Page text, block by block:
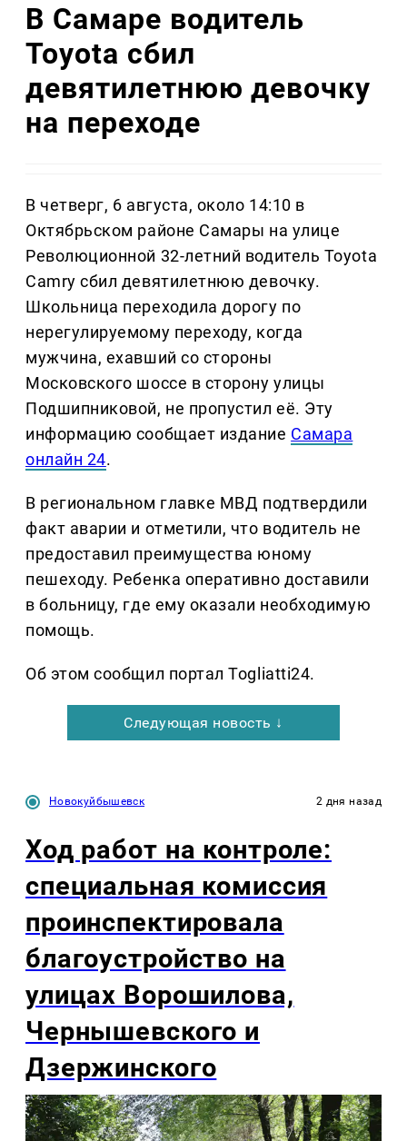
В Самаре водитель
Toyota сбил
девятилетнюю девочку
на переходе
В четверг, 6 августа, около 14:10 в
Октябрьском районе Самары на улице
Революционной 32-летний водитель Toyota
Camry сбил девятилетнюю девочку.
Школьница переходила дорогу по
нерегулируемому переходу, когда
мужчина, ехавший со стороны
Московского шоссе в сторону улицы
Подшипниковой, не пропустил её. Эту
информацию сообщает издание Самара
онлайн 24.
В региональном главке МВД подтвердили
факт аварии и отметили, что водитель не
предоставил преимущества юному
пешеходу. Ребенка оперативно доставили
в больницу, где ему оказали необходимую
помощь.
Об этом сообщил портал Togliatti24.
Следующая новость ↓
Новокуйбышевск 2 дня назад
Ход работ на контроле:
специальная комиссия
проинспектировала
благоустройство на
улицах Ворошилова,
Чернышевского и
Дзержинского